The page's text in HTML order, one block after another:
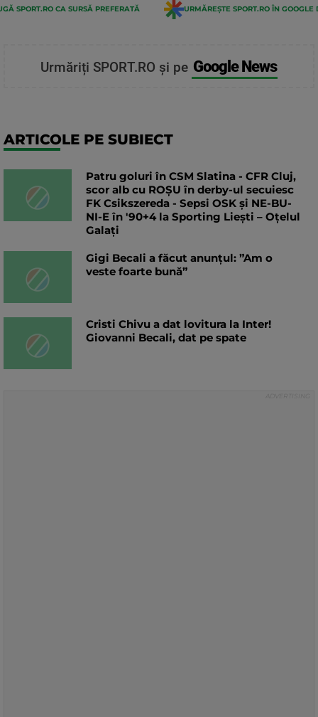
SPORT.RO CA SURSĂ PREFERATĂ URMĂREȘTE SPORT.RO ÎN GOOGLE
Urmăriți SPORT.RO și pe Google News
ARTICOLE PE SUBIECT
Patru goluri în CSM Slatina - CFR Cluj,
scor alb cu ROȘU în derby-ul secuiesc
FK Csikszereda - Sepsi OSK și NE-BU-
NI-E în '90+4 la Sporting Liești – Oțelul
Galați
Gigi Becali a făcut anunțul: ”Am o
veste foarte bună”
Cristi Chivu a dat lovitura la Inter!
Giovanni Becali, dat pe spate